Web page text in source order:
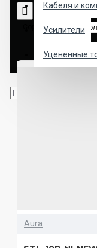
Кабеля и
Усилители
Уцененные
Сортировка:
Aura